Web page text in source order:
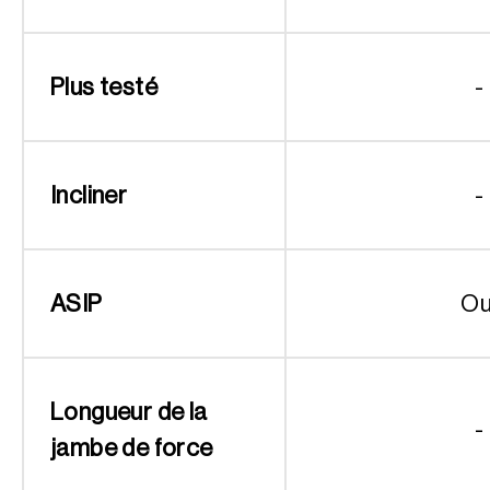
Plus testé -
Incliner -
ASIP
Longueur de la
jambe de force
-